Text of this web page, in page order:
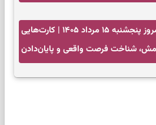
فال تاروت امروز پنجشنبه ۱۵ مرداد ۱۴۰۵ | کارت‌هایی
شناخت فرصت واقعی و پایان‌دادن